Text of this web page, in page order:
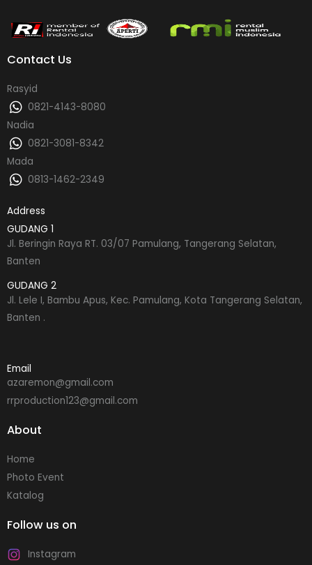
Contact Us
Rasyid
0821-4143-8080
Nadia
0821-3081-8342
Mada
0813-1462-2349
Address
GUDANG 1
Jl. Beringin Raya RT. 03/07 Pamulang, Tangerang Selatan,
Banten
GUDANG 2
Jl. Lele I, Bambu Apus, Kec. Pamulang, Kota Tangerang Selatan,
Banten .
Email
azaremon@gmail.com
rrproduction123@gmail.com
About
Home
Photo Event
Katalog
Follow us on
Instagram